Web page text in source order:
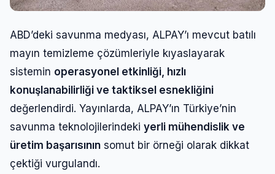
ABD’deki savunma medyası, ALPAY’ı mevcut batılı
mayın temizleme çözümleriyle kıyaslayarak
sistemin operasyonel etkinliği, hızlı
konuşlanabilirliği ve taktiksel esnekliğini
değerlendirdi. Yayınlarda, ALPAY’ın Türkiye’nin
savunma teknolojilerindeki yerli mühendislik ve
üretim başarısının somut bir örneği olarak dikkat
çektiği vurgulandı.